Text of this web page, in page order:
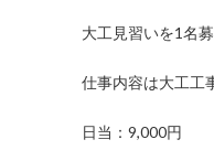
大工見習いを1名
仕事内容は大工工
日当：9,000円